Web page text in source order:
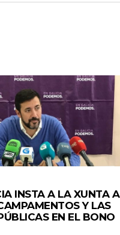
INSTA A LA XUNTA A
Y LAS
EN EL BONO